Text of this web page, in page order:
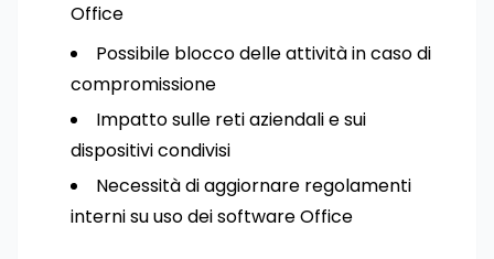
Office
Possibile blocco delle attività in caso di
compromissione
Impatto sulle reti aziendali e sui
dispositivi condivisi
Necessità di aggiornare regolamenti
interni su uso dei software Office